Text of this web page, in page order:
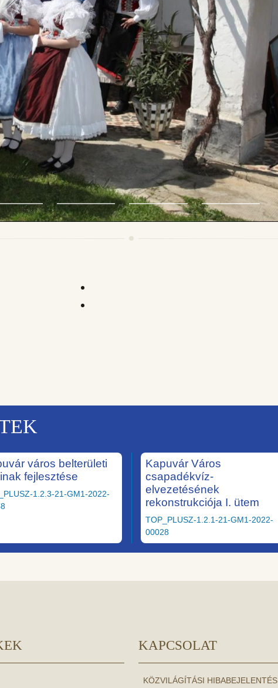
város belterületi
fejlesztése
1.2.3-21-GM1-2022-
Kapuvár Város
csapadékvíz-
elvezetésének
rekonstrukciója I. ütem
TOP_PLUSZ-1.2.1-21-GM1-2022-
00028
KAPCSOLAT
KÖZVILÁGÍTÁSI HIBABEJELENTÉS